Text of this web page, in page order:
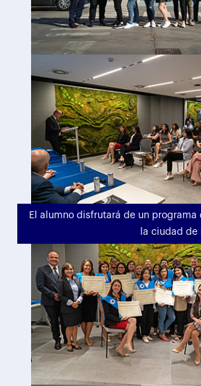
El alumno disfrutará de un
la ciudad de